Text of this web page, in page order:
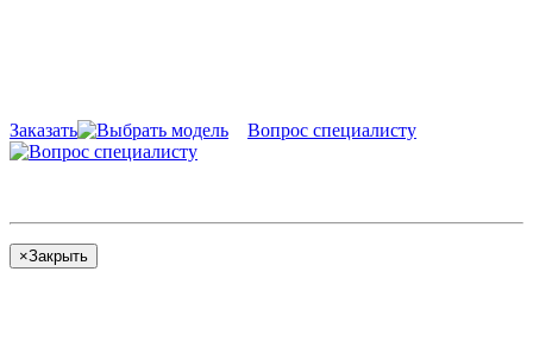
Заказать Вопрос специалисту
×Закрыть